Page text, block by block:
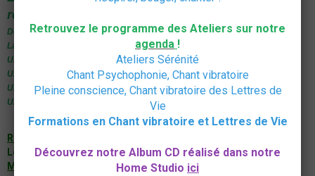
reviennent souvent :
Des vibrations dans tout le corps, ça pétille
La sensation d'être à sa place, d'habiter son corps
Un recentrage, un retour à soi, une reconnexion à soi, à son être
Une paix et une unité intérieure
Un moment de plénitude, de gratitude,
Un instant de grâce et de communion
Renseignements et Inscriptions par téléphone
Le nombre de places est limité.
Merci de réserver par téléphone
Retrouvez le programme des Ateliers sur notre
agenda !
Ateliers Sérénité
Chant Psychophonie, Chant vibratoire
Pleine conscience, Chant vibratoire des Lettres de
Vie
Formations en Chant vibratoire et Lettres de Vie
Découvrez notre Album CD réalisé dans notre
Home Studio ici